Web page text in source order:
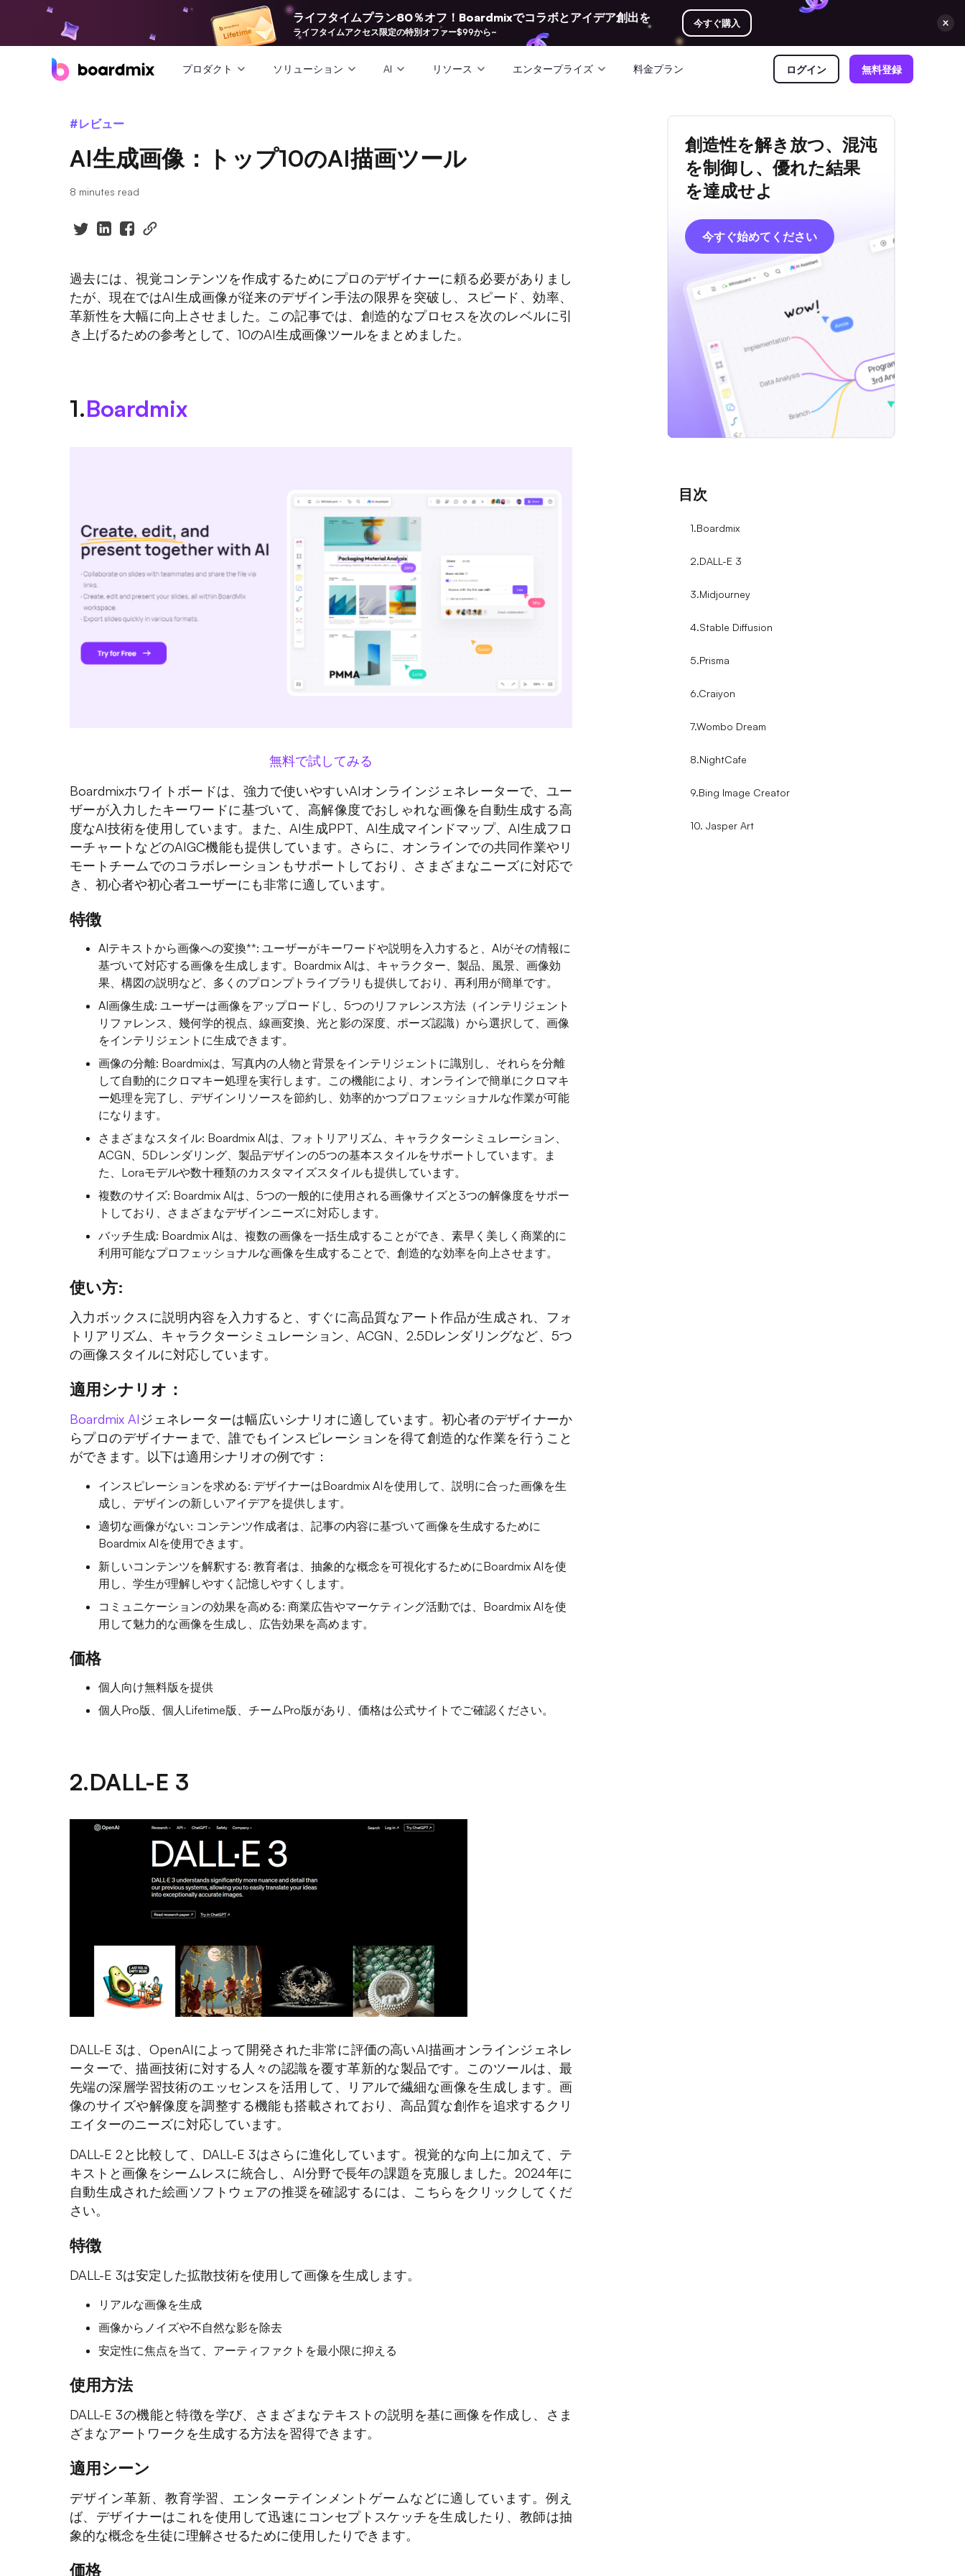
ライフタイムプラン80％オフ！Boardmixでコラボとアイデア創出を
ライフタイムアクセス限定の特別オファー$99から~
今すぐ購入
プロダクト ソリューション AI リソース エンタープライズ 料金プラン ログイン 無料登録
#レビュー
AI生成画像：トップ10のAI描画ツール
8 minutes read
過去には、視覚コンテンツを作成するためにプロのデザイナーに頼る必要がありまし
たが、現在ではAI生成画像が従来のデザイン手法の限界を突破し、スピード、効率、
革新性を大幅に向上させました。この記事では、創造的なプロセスを次のレベルに引
き上げるための参考として、10のAI生成画像ツールをまとめました。
1.Boardmix
無料で試してみる
Boardmixホワイトボードは、強力で使いやすいAIオンラインジェネレーターで、ユー
ザーが入力したキーワードに基づいて、高解像度でおしゃれな画像を自動生成する高
度なAI技術を使用しています。また、AI生成PPT、AI生成マインドマップ、AI生成フロ
ーチャートなどのAIGC機能も提供しています。さらに、オンラインでの共同作業やリ
モートチームでのコラボレーションもサポートしており、さまざまなニーズに対応で
き、初心者や初心者ユーザーにも非常に適しています。
特徴
AIテキストから画像への変換**: ユーザーがキーワードや説明を入力すると、AIがその情報に
基づいて対応する画像を生成します。Boardmix AIは、キャラクター、製品、風景、画像効
果、構図の説明など、多くのプロンプトライブラリも提供しており、再利用が簡単です。
AI画像生成: ユーザーは画像をアップロードし、5つのリファレンス方法（インテリジェント
リファレンス、幾何学的視点、線画変換、光と影の深度、ポーズ認識）から選択して、画像
をインテリジェントに生成できます。
画像の分離: Boardmixは、写真内の人物と背景をインテリジェントに識別し、それらを分離
して自動的にクロマキー処理を実行します。この機能により、オンラインで簡単にクロマキ
ー処理を完了し、デザインリソースを節約し、効率的かつプロフェッショナルな作業が可能
になります。
さまざまなスタイル: Boardmix AIは、フォトリアリズム、キャラクターシミュレーション、
ACGN、5Dレンダリング、製品デザインの5つの基本スタイルをサポートしています。ま
た、Loraモデルや数十種類のカスタマイズスタイルも提供しています。
複数のサイズ: Boardmix AIは、5つの一般的に使用される画像サイズと3つの解像度をサポー
トしており、さまざまなデザインニーズに対応します。
バッチ生成: Boardmix AIは、複数の画像を一括生成することができ、素早く美しく商業的に
利用可能なプロフェッショナルな画像を生成することで、創造的な効率を向上させます。
使い方:
入力ボックスに説明内容を入力すると、すぐに高品質なアート作品が生成され、フォ
トリアリズム、キャラクターシミュレーション、ACGN、2.5Dレンダリングなど、5つ
の画像スタイルに対応しています。
適用シナリオ：
Boardmix AIジェネレーターは幅広いシナリオに適しています。初心者のデザイナーか
らプロのデザイナーまで、誰でもインスピレーションを得て創造的な作業を行うこと
ができます。以下は適用シナリオの例です：
インスピレーションを求める: デザイナーはBoardmix AIを使用して、説明に合った画像を生
成し、デザインの新しいアイデアを提供します。
適切な画像がない: コンテンツ作成者は、記事の内容に基づいて画像を生成するために
Boardmix AIを使用できます。
新しいコンテンツを解釈する: 教育者は、抽象的な概念を可視化するためにBoardmix AIを使
用し、学生が理解しやすく記憶しやすくします。
コミュニケーションの効果を高める: 商業広告やマーケティング活動では、Boardmix AIを使
用して魅力的な画像を生成し、広告効果を高めます。
価格
個人向け無料版を提供
個人Pro版、個人Lifetime版、チームPro版があり、価格は公式サイトでご確認ください。
2.DALL-E 3
DALL-E 3は、OpenAIによって開発された非常に評価の高いAI描画オンラインジェネレ
ーターで、描画技術に対する人々の認識を覆す革新的な製品です。このツールは、最
先端の深層学習技術のエッセンスを活用して、リアルで繊細な画像を生成します。画
像のサイズや解像度を調整する機能も搭載されており、高品質な創作を追求するクリ
エイターのニーズに対応しています。
DALL-E 2と比較して、DALL-E 3はさらに進化しています。視覚的な向上に加えて、テ
キストと画像をシームレスに統合し、AI分野で長年の課題を克服しました。2024年に
自動生成された絵画ソフトウェアの推奨を確認するには、こちらをクリックしてくだ
さい。
特徴
DALL-E 3は安定した拡散技術を使用して画像を生成します。
リアルな画像を生成
画像からノイズや不自然な影を除去
安定性に焦点を当て、アーティファクトを最小限に抑える
使用方法
DALL-E 3の機能と特徴を学び、さまざまなテキストの説明を基に画像を作成し、さま
ざまなアートワークを生成する方法を習得できます。
適用シーン
デザイン革新、教育学習、エンターテインメントゲームなどに適しています。例え
ば、デザイナーはこれを使用して迅速にコンセプトスケッチを生成したり、教師は抽
象的な概念を生徒に理解させるために使用したりできます。
価格
創造性を解き放つ、混沌
を制御し、優れた結果
を達成せよ
今すぐ始めてください
目次
1.Boardmix
2.DALL-E 3
3.Midjourney
4.Stable Diffusion
5.Prisma
6.Craiyon
7.Wombo Dream
8.NightCafe
9.Bing Image Creator
10. Jasper Art